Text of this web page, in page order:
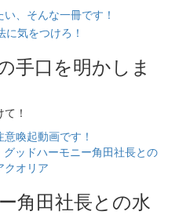
、そんな一冊です！
手口を明かしま
！
喚起動画です！
角田社長との水